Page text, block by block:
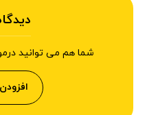
شما هم می توانید